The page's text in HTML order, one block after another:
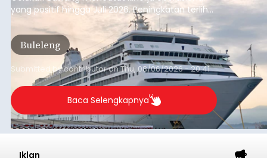
yang positif hingga Juli 2026. Peningkatan terlihat
dari arus kapal yang mencapai 1,48 juta Gross
Tonnage (GT), atau tumbuh 12,4 persen
dibandingkan periode yang sama tahun lalu
yang tercatat sebesar 1,32 juta GT.
Buleleng
Submitted bycontributoronThu, 08/06/2026 - 20:41
Baca Selengkapnya
Iklan